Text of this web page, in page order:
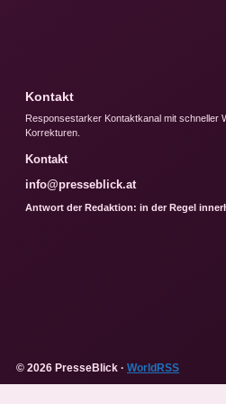
Kontakt
Responsestarker Kontaktkanal mit schneller
Korrekturen.
Kontakt
info@presseblick.at
Antwort der Redaktion: in der Regel
© 2026 PresseBlick · WorldRSS